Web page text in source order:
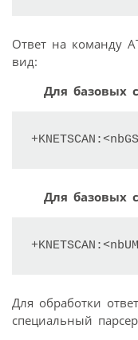
Ответ на команду
вид:
Для базовых
Для базовых
Для обработки
специальный